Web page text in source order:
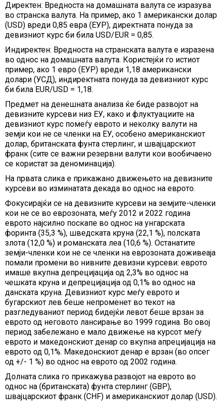
Директен: Вредноста на домашната валута се изразува
во странска валута. На пример, ако 1 американски долар
(USD) вреди 0,85 евра (ЕУР), директната понуда за
девизниот курс би била USD/EUR = 0,85.
Индиректен: Вредноста на странската валута е изразена
во однос на домашната валута. Користејќи го истиот
пример, ако 1 евро (ЕУР) вреди 1,18 американски
долари (УСД), индиректната понуда за девизниот курс
би била EUR/USD = 1,18.
Предмет на денешната анализа ќе биде развојот на
девизните курсеви низ ЕУ, како и флуктуациите на
девизниот курс помеѓу еврото и неколку валути на
земји кои не се членки на ЕУ, особено американскиот
долар, британската фунта стерлинг, и швајцарскиот
франк (сите се важни резервни валути кои вообичаено
се користат за деноминација).
На првата слика е прикажано движењето на девизните
курсеви во изминатата декада во однос на еврото.
Фокусирајќи се на девизните курсеви на земјите-членки
кои не се во еврозоната, меѓу 2012 и 2022 година
еврото најсилно поскапе во однос на унгарската
форинта (35,3 %), шведската круна (22,1 %), полската
злота (12,0 %) и романската леа (10,6 %). Останатите
земји-членки кои не се членки на еврозоната доживеаја
помали промени во нивните девизни курсеви: еврото
имаше вкупна депрецијација од 2,3% во однос на
чешката круна и депрецијација од 0,1% во однос на
данската круна. Девизниот курс меѓу еврото и
бугарскиот лев беше непроменет во текот на
разгледуваниот период бидејќи левот беше врзан за
еврото од неговото лансирање во 1999 година. Во овој
период забележано е мало движење на курсот меѓу
еврото и македонскиот денар со вкупна апрецијација на
еврото од 0,1%. Македонскиот денар е врзан (во опсег
од +/- 1 %) во однос на еврото од 2002 година.
Долната слика го прикажува развојот на еврото во
однос на (британската) фунта стерлинг (GBP),
швајцарскиот франк (CHF) и американскиот долар (USD).